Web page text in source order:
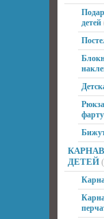
детей
ДЕТЕЙ